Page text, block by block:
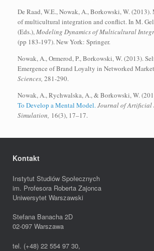
De Raad, W.E., Nowak, A., Borkowski, W.
of multicultural integration and conflict. In M.
(Eds.),Modeling Dynamics of Multicultural
(pp 183-197). New York: Springer.
Nowak, A., Ormerod, P., Borkowski, W. (2013).
Emergence of Brand Loyalty in Networked
Sciences, 281-290.
Nowak, A., Rychwalska, A., & Borkowski, W.
To Develop a Mental Model.Journal of Artificial
Simulation, 16(3), 17–17.
Kontakt
Instytut Studiów Społecznych
im. Profesora Roberta Zajonca
Uniwersytet Warszawski
Stefana Banacha 2D
02-097 Warszawa
tel. (+48) 22 554 97 30,